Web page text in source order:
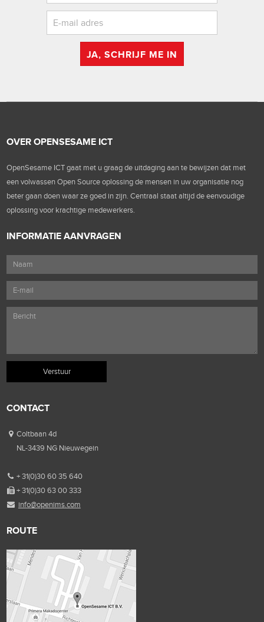
JA, SCHRIJF ME IN
OVER OPENSESAME ICT
OpenSesame ICT gaat met u graag de uitdaging aan te bewijzen dat met
een volwassen Open Source oplossing de mensen in uw organisatie nog
beter gaan doen waar ze goed in zijn. Centraal staat altijd de eenvoudige
oplossing voor krachtige medewerkers.
INFORMATIE AANVRAGEN
CONTACT
Coltbaan 4d
NL-3439 NG Nieuwegein
+ 31(0)30 60 35 640
+ 31(0)30 63 00 333
info@openims.com
ROUTE